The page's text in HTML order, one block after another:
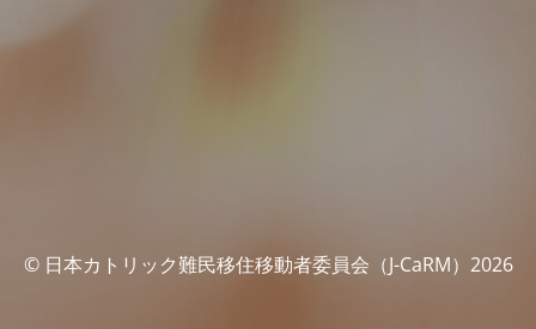
© 日本カトリック難民移住移動者委員会（J-CaRM）2026